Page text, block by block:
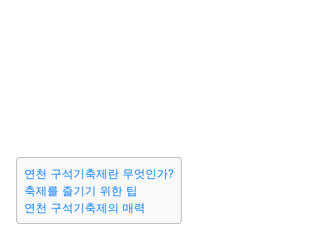
연천 구석기축제란 무엇인가?
축제를 즐기기 위한 팁
연천 구석기축제의 매력